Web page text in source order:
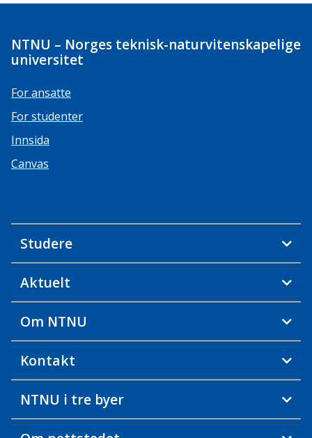
NTNU – Norges teknisk-naturvitenskapelige
universitet
For ansatte
For studenter
Innsida
Canvas
Studere
Aktuelt
Om NTNU
Kontakt
NTNU i tre byer